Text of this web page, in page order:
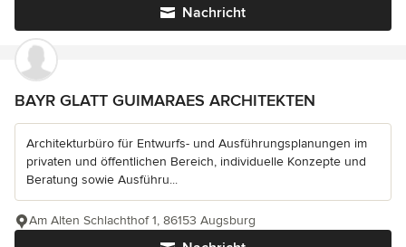
Nachricht
BAYR GLATT GUIMARAES ARCHITEKTEN
Architekturbüro für Entwurfs- und Ausführungsplanungen im
privaten und öffentlichen Bereich, individuelle Konzepte und
Beratung sowie Ausführu...
Am Alten Schlachthof 1, 86153 Augsburg